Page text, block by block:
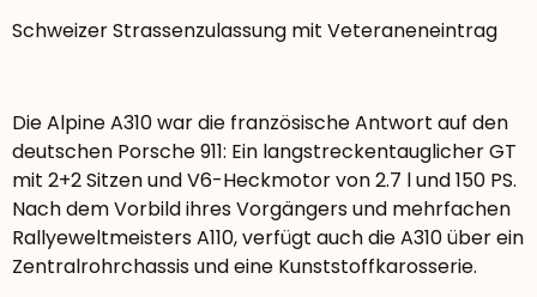
Schweizer Strassenzulassung mit Veteraneneintrag
Die Alpine A310 war die französische Antwort auf den
deutschen Porsche 911: Ein langstreckentauglicher GT
mit 2+2 Sitzen und V6-Heckmotor von 2.7 l und 150 PS.
Nach dem Vorbild ihres Vorgängers und mehrfachen
Rallyeweltmeisters A110, verfügt auch die A310 über ein
Zentralrohrchassis und eine Kunststoffkarosserie.